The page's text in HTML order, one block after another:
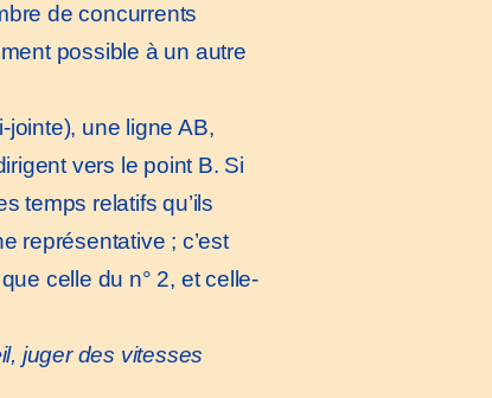
de concurrents
possible à un autre
une ligne AB,
vers le point B. Si
temps relatifs qu’ils
représentative ; c’est
celle du n° 2, et celle-
juger des vitesses